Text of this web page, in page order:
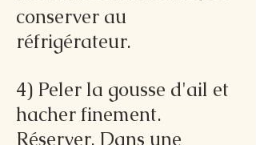
conserver au
réfrigérateur.
4) Peler la gousse d'ail et
hacher finement.
Réserver. Dans une